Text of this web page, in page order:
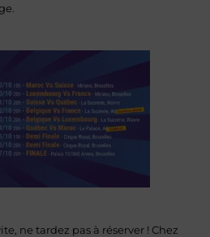
ne tardez pas à réserver ! Chez